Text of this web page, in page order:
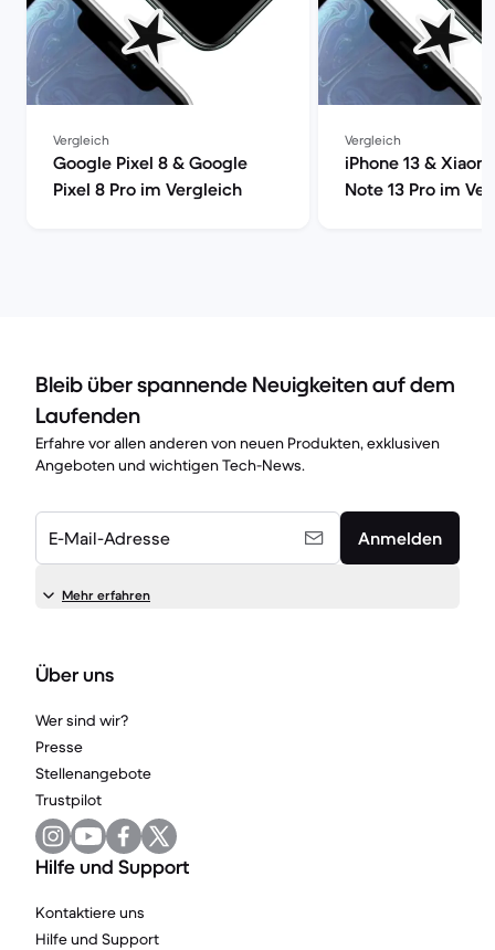
Vergleich
Google Pixel 8 & Google
Pixel 8 Pro im Vergleich
Vergleich
iPhone 13 &
Note 13 Pro im
Bleib über spannende Neuigkeiten auf dem
Laufenden
Erfahre vor allen anderen von neuen Produkten, exklusiven
Angeboten und wichtigen Tech-News.
E-Mail-Adresse Anmelden
Mehr erfahren
Über uns
Wer sind wir?
Presse
Stellenangebote
Trustpilot
Hilfe und Support
Kontaktiere uns
Hilfe und Support